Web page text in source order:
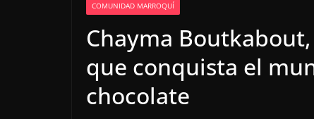
COMUNIDAD MARROQUÍ
Chayma
que conquista el
chocolate